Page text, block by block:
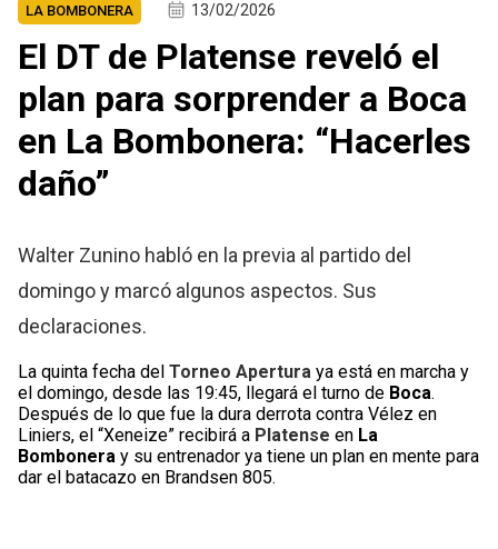
LA BOMBONERA 13/02/2026
El DT de Platense reveló el
plan para sorprender a Boca
en La Bombonera: “Hacerles
daño”
Walter Zunino habló en la previa al partido del
domingo y marcó algunos aspectos. Sus
declaraciones.
La quinta fecha delTorneo Apertura ya está en marcha y
el domingo, desde las 19:45, llegará el turno de Boca.
Después de lo que fue la dura derrota contra Vélez en
Liniers, el “Xeneize” recibirá a Platense en La
Bombonera y su entrenador ya tiene un plan en mente para
dar el batacazo en Brandsen 805.